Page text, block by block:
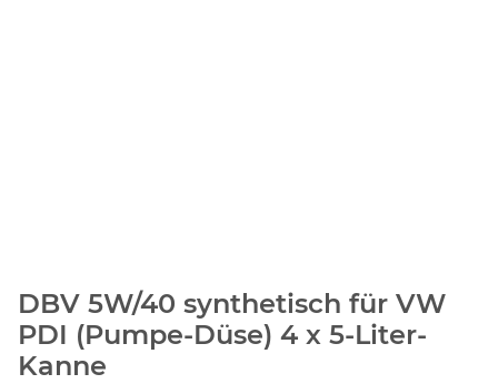
DBV 5W/40 synthetisch für VW
PDI (Pumpe-Düse) 4 x 5-Liter-
Kanne